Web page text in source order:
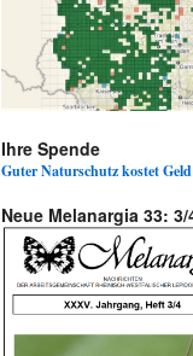
Ihre Spende
Guter Naturschutz kostet
Neue Melanargia 33: 3/